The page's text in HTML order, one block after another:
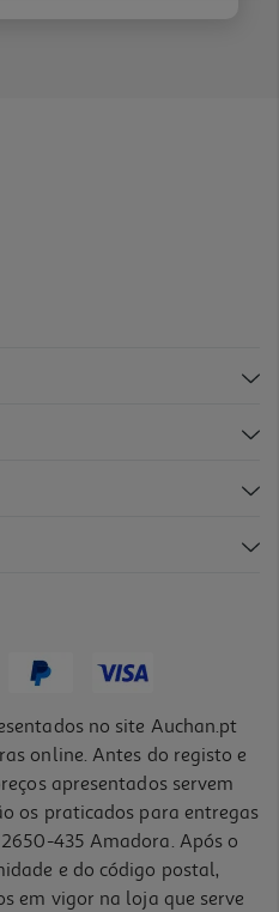
no site Auchan.pt
online. Antes do registo e
apresentados servem
os praticados para entregas
435 Amadora. Após o
e do código postal,
em vigor na loja que serve